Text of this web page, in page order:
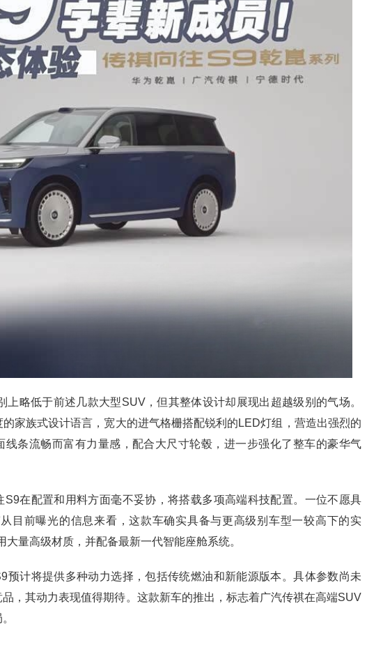
上略低于前述几款大型SUV，但其整体设计却展现出超越级别的气场。
家族式设计语言，宽大的进气格栅搭配锐利的LED灯组，营造出强烈的
线条流畅而富有力量感，配合大尺寸轮毂，进一步强化了整车的豪华气
S9在配置和用料方面毫不妥协，将搭载多项高端科技配置。一位不愿具
目前曝光的信息来看，这款车确实具备与更高级别车型一较高下的实
大量高级材质，并配备最新一代智能座舱系统。
预计将提供多种动力选择，包括传统燃油和新能源版本。具体参数尚未
，其动力表现值得期待。这款新车的推出，标志着广汽传祺在高端SUV